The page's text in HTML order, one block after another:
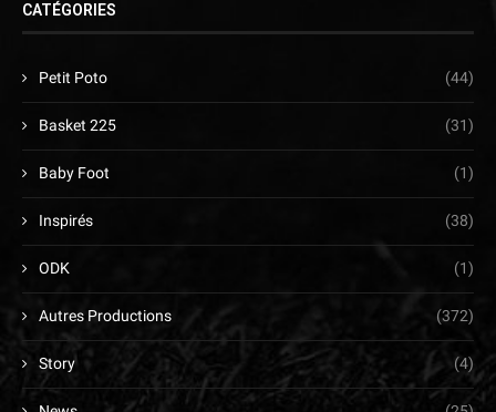
CATÉGORIES
Petit Poto (44)
Basket 225 (31)
Baby Foot (1)
Inspirés (38)
ODK (1)
Autres Productions (372)
Story (4)